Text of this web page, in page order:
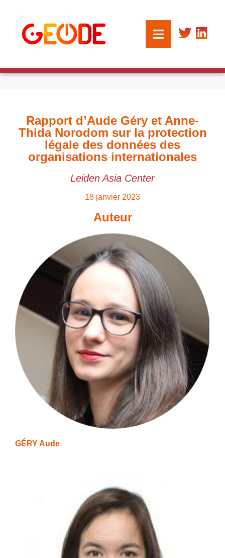
Rapport d’Aude Géry et Anne-
Thida Norodom sur la protection
légale des données des
organisations internationales
Leiden Asia Center
18 janvier 2023
Auteur
GÉRY Aude